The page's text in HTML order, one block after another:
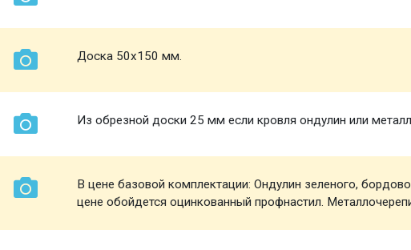
Доска 50х150 мм.
Из обрезной доски 25 мм если кровля ондулин или металл
В цене базовой комплектации: Ондулин зеленого,
цене обойдется оцинкованный профнастил.